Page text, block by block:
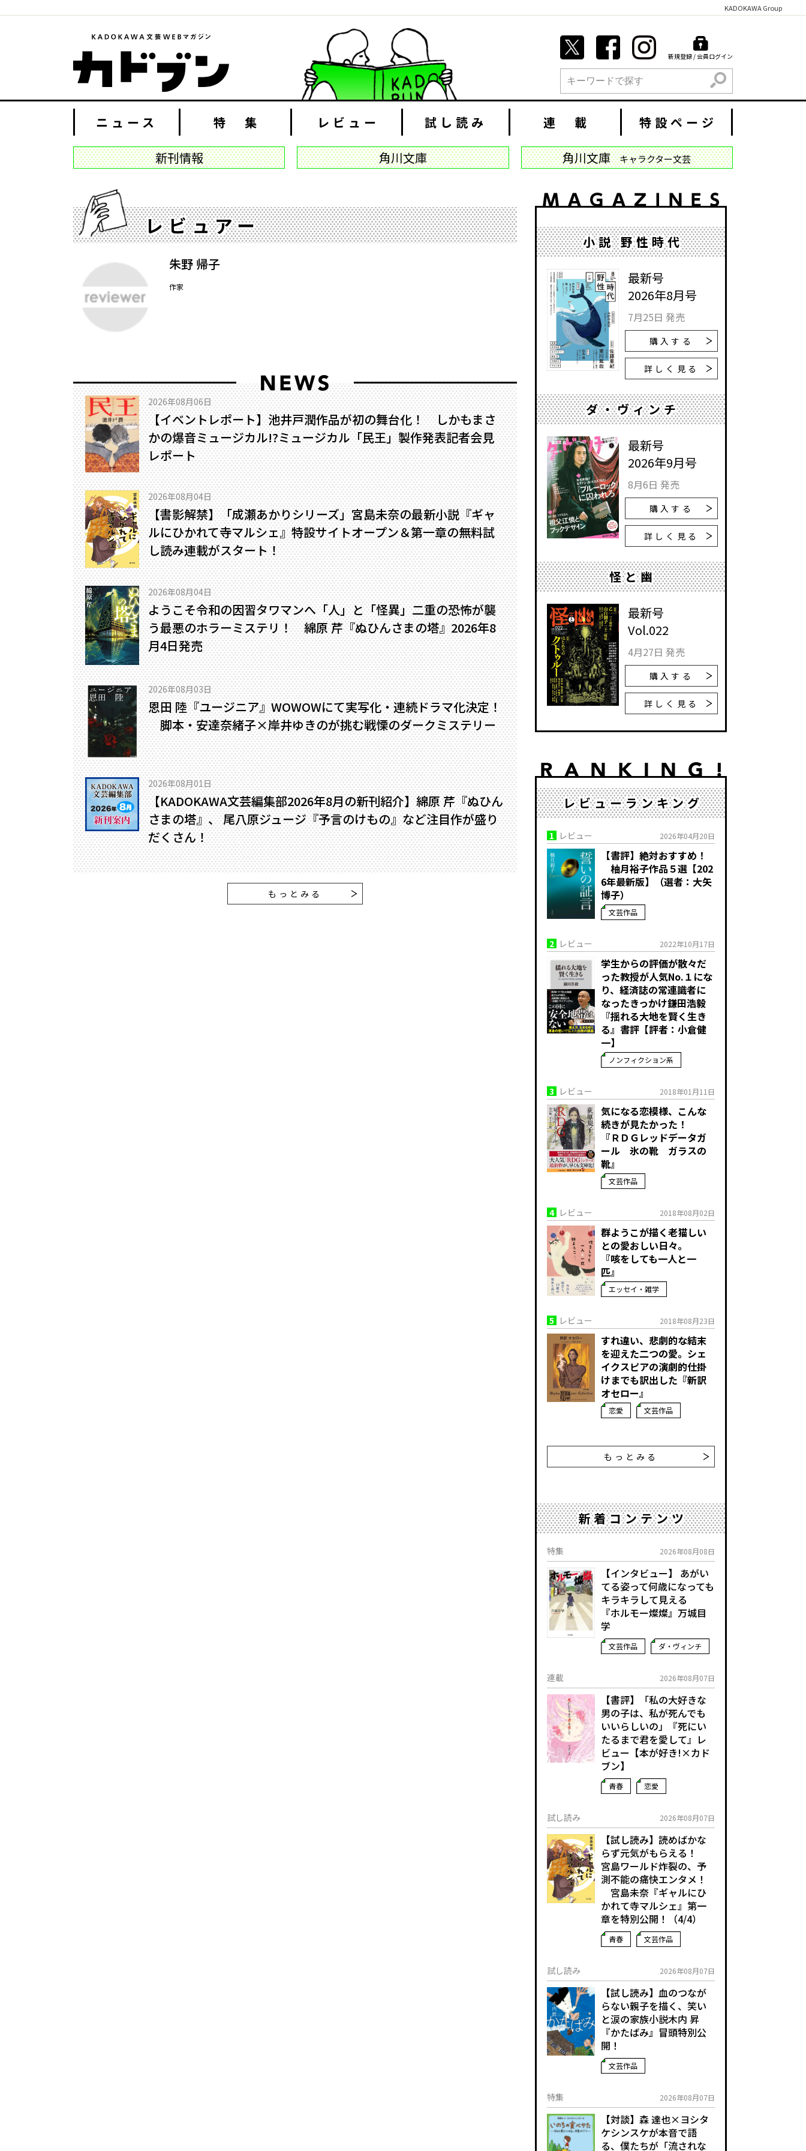
KADOKAWA Group
新規登録 / 会員ログイン
検索
ニュース 特 集 レビュー 試し読み 連 載 特設ページ
新刊情報 角川文庫 角川文庫 キャラクター文芸
レビュアー
朱野 帰子
作家
2026年08月06日
【イベントレポート】池井戸潤作品が初の舞台化！ しかもまさ
かの爆音ミュージカル!?――ミュージカル「民王」製作発表記者会見
レポート
2026年08月04日
【書影解禁】「成瀬あかりシリーズ」宮島未奈の最新小説『ギャ
ルにひかれて寺マルシェ』特設サイトオープン＆第一章の無料試
し読み連載がスタート！
2026年08月04日
ようこそ令和の因習タワマンへ――「人」と「怪異」二重の恐怖が襲
う最悪のホラーミステリ！ 綿原 芹『ぬひんさまの塔』2026年8
月4日発売
2026年08月03日
恩田 陸『ユージニア』WOWOWにて実写化・連続ドラマ化決定！
脚本・安達奈緒子×岸井ゆきのが挑む戦慄のダークミステリー
2026年08月01日
【KADOKAWA文芸編集部2026年8月の新刊紹介】綿原 芹『ぬひん
さまの塔』、 尾八原ジュージ『予言のけもの』など注目作が盛り
だくさん！
もっとみる
小説 野性時代
最新号
2026年8月号
7月25日 発売
購入する
詳しく見る
ダ・ヴィンチ
最新号
2026年9月号
8月6日 発売
購入する
詳しく見る
怪と幽
最新号
Vol.022
4月27日 発売
購入する
詳しく見る
レビューランキング
1 レビュー 2026年04月20日
【書評】絶対おすすめ！
柚月裕子作品５選【202
6年最新版】（選者：大矢
博子）
文芸作品
2 レビュー 2022年10月17日
学生からの評価が散々だ
った教授が人気No.１にな
り、経済誌の常連識者に
なったきっかけ――鎌田浩毅
『揺れる大地を賢く生き
る』書評【評者：小倉健
一】
ノンフィクション系
3 レビュー 2018年01月11日
気になる恋模様、こんな
続きが見たかった！
『ＲＤＧレッドデータガ
ール 氷の靴 ガラスの
靴』
文芸作品
4 レビュー 2018年08月02日
群ようこが描く老猫しい
との愛おしい日々。
『咳をしても一人と一
匹』
エッセイ・雑学
5 レビュー 2018年08月23日
すれ違い、悲劇的な結末
を迎えた二つの愛。シェ
イクスピアの演劇的仕掛
けまでも訳出した『新訳
オセロー』
恋愛 文芸作品
もっとみる
新着コンテンツ
特集 2026年08月08日
【インタビュー】 あがい
てる姿って何歳になっても
キラキラして見える
『ホルモー燦燦』万城目
学
文芸作品 ダ・ヴィンチ
連載 2026年08月07日
【書評】「私の大好きな
男の子は、私が死んでも
いいらしいの」――『死にい
たるまで君を愛して』レ
ビュー【本が好き!×カド
ブン】
青春 恋愛
試し読み 2026年08月07日
【試し読み】読めばかな
らず元気がもらえる！
宮島ワールド炸裂の、予
測不能の痛快エンタメ！
宮島未奈『ギャルにひ
かれて寺マルシェ』第一
章を特別公開！（4/4）
青春 文芸作品
試し読み 2026年08月07日
【試し読み】血のつなが
らない親子を描く、笑い
と涙の家族小説――木内 昇
『かたばみ』冒頭特別公
開！
文芸作品
特集 2026年08月07日
【対談】森 達也×ヨシタ
ケシンスケが本音で語
る、僕たちが「流されな